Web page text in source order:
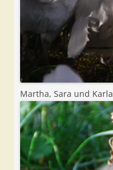
Martha, Sara und Karla